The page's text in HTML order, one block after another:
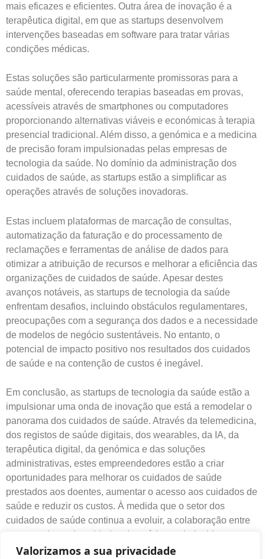
Valorizamos a sua privacidade
mais eficazes e eficientes. Outra área de inovação é a
terapêutica digital, em que as startups desenvolvem
intervenções baseadas em software para tratar várias
condições médicas.
Estas soluções são particularmente promissoras para a
saúde mental, oferecendo terapias baseadas em provas,
acessíveis através de smartphones ou computadores
proporcionando alternativas viáveis e económicas à terapia
presencial tradicional. Além disso, a genómica e a medicina
de precisão foram impulsionadas pelas empresas de
tecnologia da saúde. No domínio da administração dos
cuidados de saúde, as startups estão a simplificar as
operações através de soluções inovadoras.
Estas incluem plataformas de marcação de consultas,
automatização da faturação e do processamento de
reclamações e ferramentas de análise de dados para
otimizar a atribuição de recursos e melhorar a eficiência das
organizações de cuidados de saúde. Apesar destes
avanços notáveis, as startups de tecnologia da saúde
enfrentam desafios, incluindo obstáculos regulamentares,
preocupações com a segurança dos dados e a necessidade
de modelos de negócio sustentáveis. No entanto, o
potencial de impacto positivo nos resultados dos cuidados
de saúde e na contenção de custos é inegável.
Em conclusão, as startups de tecnologia da saúde estão a
impulsionar uma onda de inovação que está a remodelar o
panorama dos cuidados de saúde. Através da telemedicina,
dos registos de saúde digitais, dos wearables, da IA, da
terapêutica digital, da genómica e das soluções
administrativas, estes empreendedores estão a criar
oportunidades para melhorar os cuidados de saúde
prestados aos doentes, aumentar o acesso aos cuidados de
saúde e reduzir os custos. À medida que o setor dos
cuidados de saúde continua a evoluir, a colaboração entre
os prestadores de cuidados de saúde estabelecidos e as
empresas inovadoras em fase de arranque será essencial